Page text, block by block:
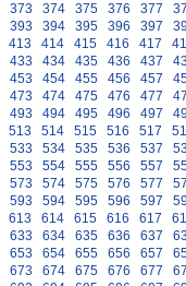
373 374 375 376 377
393 394 395 396 397
413 414 415 416 417
433 434 435 436 437
453 454 455 456 457
473 474 475 476 477
493 494 495 496 497
513 514 515 516 517
533 534 535 536 537
553 554 555 556 557
573 574 575 576 577
593 594 595 596 597
613 614 615 616 617
633 634 635 636 637
653 654 655 656 657
673 674 675 676 677